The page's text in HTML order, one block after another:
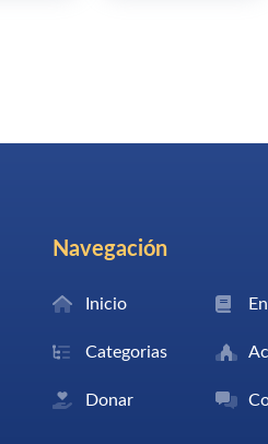
Navegación
Inicio
Categorias
Donar